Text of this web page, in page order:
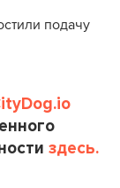
подачу
здесь.